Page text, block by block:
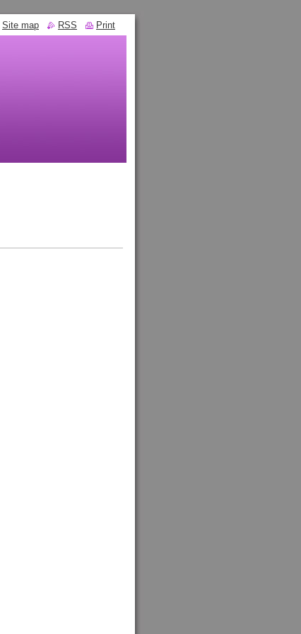
Site map RSS Print